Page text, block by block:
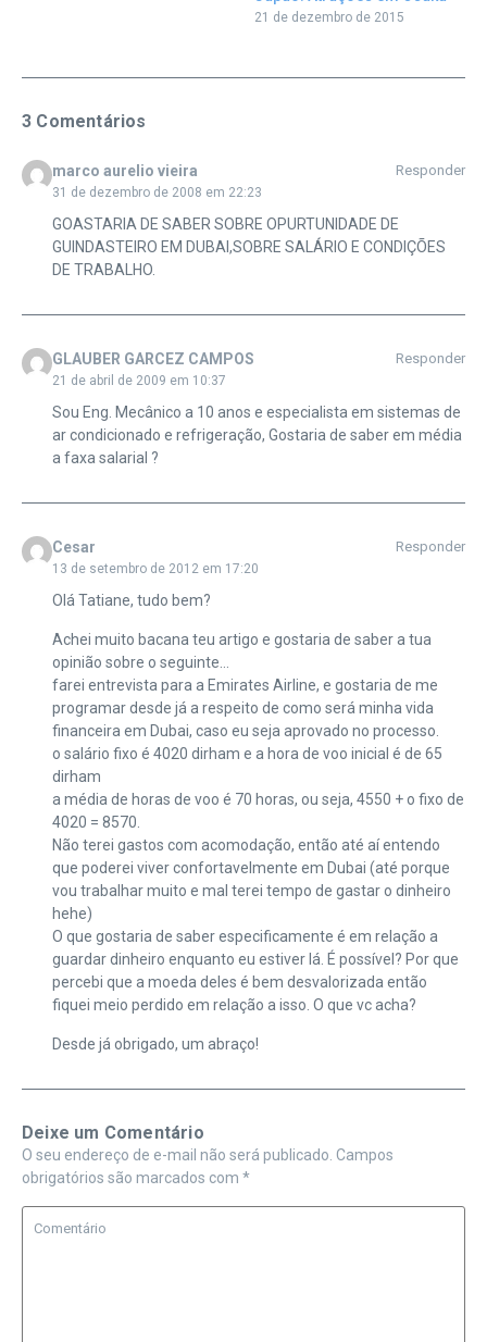
21 de dezembro de 2015
3 Comentários
marco aurelio vieira
31 de dezembro de 2008 em 22:23
Responder
GOASTARIA DE SABER SOBRE OPURTUNIDADE DE
GUINDASTEIRO EM DUBAI,SOBRE SALÁRIO E CONDIÇÕES
DE TRABALHO.
GLAUBER GARCEZ CAMPOS
21 de abril de 2009 em 10:37
Responder
Sou Eng. Mecânico a 10 anos e especialista em sistemas de
ar condicionado e refrigeração, Gostaria de saber em média
a faxa salarial ?
Cesar
13 de setembro de 2012 em 17:20
Responder
Olá Tatiane, tudo bem?
Achei muito bacana teu artigo e gostaria de saber a tua
opinião sobre o seguinte…
farei entrevista para a Emirates Airline, e gostaria de me
programar desde já a respeito de como será minha vida
financeira em Dubai, caso eu seja aprovado no processo.
o salário fixo é 4020 dirham e a hora de voo inicial é de 65
dirham
a média de horas de voo é 70 horas, ou seja, 4550 + o fixo de
4020 = 8570.
Não terei gastos com acomodação, então até aí entendo
que poderei viver confortavelmente em Dubai (até porque
vou trabalhar muito e mal terei tempo de gastar o dinheiro
hehe)
O que gostaria de saber especificamente é em relação a
guardar dinheiro enquanto eu estiver lá. É possível? Por que
percebi que a moeda deles é bem desvalorizada então
fiquei meio perdido em relação a isso. O que vc acha?
Desde já obrigado, um abraço!
Deixe um Comentário
O seu endereço de e-mail não será publicado. Campos
obrigatórios são marcados com *